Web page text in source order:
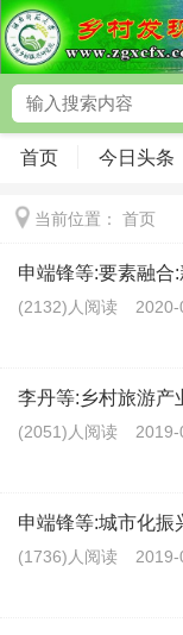
首页 今日头条
当前位置： 首页
申端锋等:要素融合
(2132)人阅读
李丹等:乡村旅游产
(2051)人阅读
申端锋等:城市化振
(1736)人阅读